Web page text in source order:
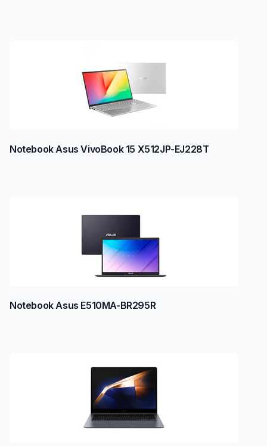
Notebook Asus VivoBook 15 X512JP-EJ228T
Notebook Asus E510MA-BR295R